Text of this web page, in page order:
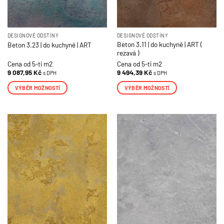
DESIGNOVÉ ODSTÍNY
Beton 3.23 | do kuchyně | ART
Cena od 5-ti m2
9 087,95Kč s DPH
VÝBĚR MOŽNOSTÍ
má
více
variant.
Možnosti
lze
vybrat
na
stránce
produktu
DESIGNOVÉ ODSTÍNY
Beton 3.11 | do kuchyně | ART (
rezavá )
Cena od 5-ti m2
9 494,39Kč s DPH
VÝBĚR MOŽNOSTÍ
má
více
variant.
Možnosti
lze
vybrat
stránce
produktu